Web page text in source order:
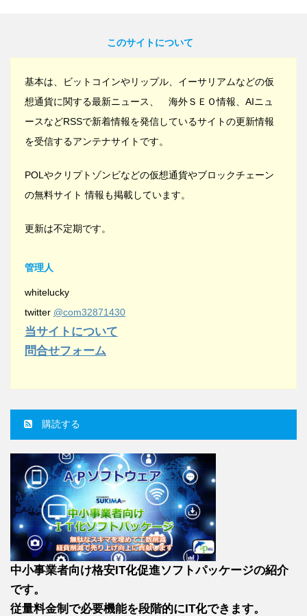
このサイトについて
基本は、ビットコインやリップル、イーサリアムなどの仮
想通貨に関する最新ニュース、 海外ＳＥＯ情報、AIニュ
ースなどRSSで新着情報を発信しているサイトの更新情報
を受信するアンテナサイトです。
POLやクリプトゾンビなどの仮想通貨やブロックチェーン
の無料サイト 情報も掲載しています。
更新は不定期です。
管理人
whitelucky
twitter @com32871430
当サイトについて
問合せフォーム
購読する
中小事業者向け格安IT化促進ソフトパッケージの紹介
です。
従量料金制で必要機能を段階的にIT化できます。